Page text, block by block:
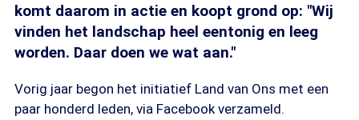
komt daarom in actie en koopt grond op: "Wij
vinden het landschap heel eentonig en leeg
worden. Daar doen we wat aan."
Vorig jaar begon het initiatief Land van Ons met een
paar honderd leden, via Facebook verzameld.